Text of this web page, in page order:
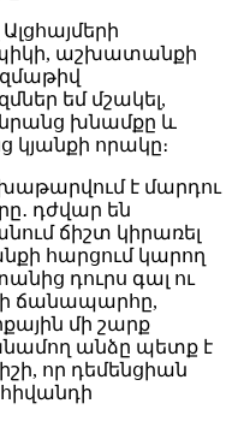
աշխատանքի
եմ մշակել,
նրանց խնամքը և
կյանքի որակը։
է մարդու
դժվար են
ճիշտ կիրառել
հարցում կարող
դուրս գալ ու
ճանապարհը,
մի շարք
անձը պետք է
որ դեմենցիան
հիվանդի